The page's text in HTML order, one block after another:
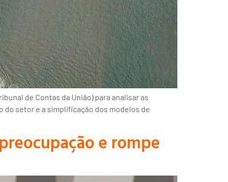
de Contas da União) para analisar as
setor e a simplificação dos modelos de
e rompe